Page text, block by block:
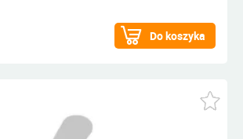
Do koszyka